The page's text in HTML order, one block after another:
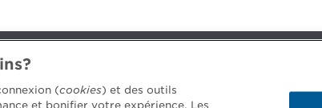
(cookies) et des outils
et bonifier votre expérience. Les